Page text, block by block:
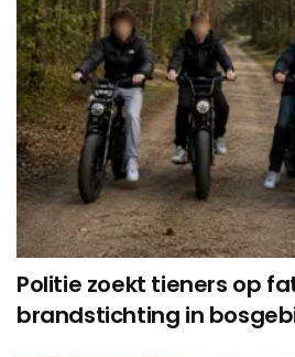
Politie zoekt tieners op
brandstichting in